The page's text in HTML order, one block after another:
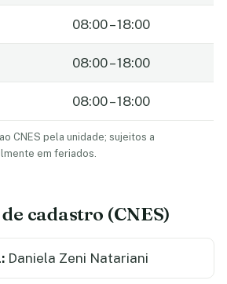
08:00 – 18:00
08:00 – 18:00
08:00 – 18:00
CNES pela unidade; sujeitos a
em feriados.
cadastro (CNES)
Daniela Zeni Natariani